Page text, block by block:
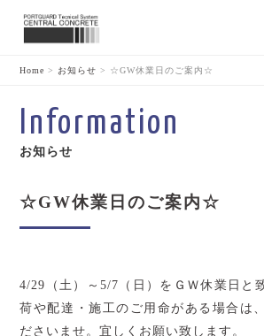
Home > お知らせ > ☆GW休業日のご案内☆
Information
お知らせ
☆GW休業日のご案内☆
4/29（土）～5/7（日）をＧＷ休業日と
荷や配達・施工のご用命がある場合は
ださいませ。宜しくお願い致します。